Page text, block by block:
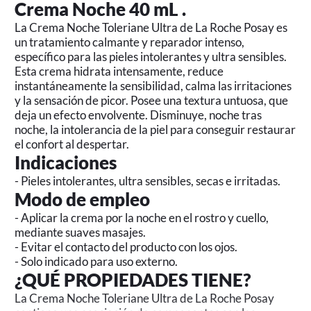
Crema Noche 40 mL .
La Crema Noche Toleriane Ultra de La Roche Posay es
un tratamiento calmante y reparador intenso,
específico para las pieles intolerantes y ultra sensibles.
Esta crema hidrata intensamente, reduce
instantáneamente la sensibilidad, calma las irritaciones
y la sensación de picor. Posee una textura untuosa, que
deja un efecto envolvente. Disminuye, noche tras
noche, la intolerancia de la piel para conseguir restaurar
el confort al despertar.
Indicaciones
- Pieles intolerantes, ultra sensibles, secas e irritadas.
Modo de empleo
- Aplicar la crema por la noche en el rostro y cuello,
mediante suaves masajes.
- Evitar el contacto del producto con los ojos.
- Solo indicado para uso externo.
¿QUÉ PROPIEDADES TIENE?
La Crema Noche Toleriane Ultra de La Roche Posay